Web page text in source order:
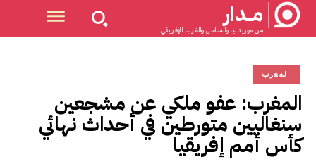
مــدار
من موريتانيا والساحل والغرب الإفريقي
المغرب
المغرب: عفو ملكي عن مشجعين
سنغاليين متورطين في أحداث نهائي
كأس أمم إفريقيا